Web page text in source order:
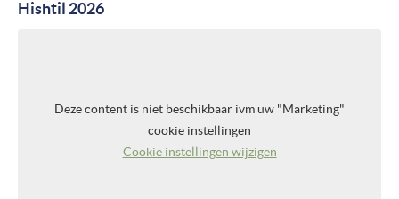
Hishtil 2026
Deze content is niet beschikbaar ivm uw "Marketing"
cookie instellingen
Cookie instellingen wijzigen